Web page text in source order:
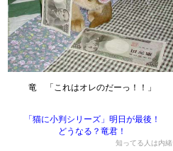
竜 「これはオレのだーっ！！」
「猫に小判シリーズ」明日が最後！
どうなる？竜君！
知ってる人は内緒